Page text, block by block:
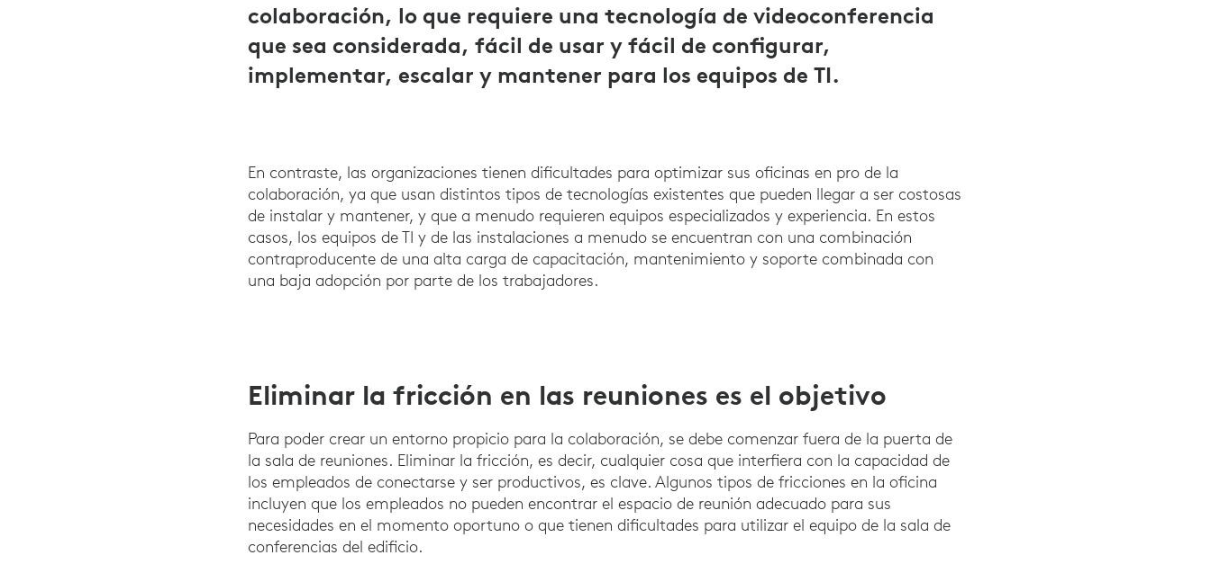
colaboración, lo que requiere una tecnología de videoconferencia
que sea considerada, fácil de usar y fácil de configurar,
implementar, escalar y mantener para los equipos de TI.
En contraste, las organizaciones tienen dificultades para optimizar sus oficinas en pro de la
colaboración, ya que usan distintos tipos de tecnologías existentes que pueden llegar a ser costosas
de instalar y mantener, y que a menudo requieren equipos especializados y experiencia. En estos
casos, los equipos de TI y de las instalaciones a menudo se encuentran con una combinación
contraproducente de una alta carga de capacitación, mantenimiento y soporte combinada con
una baja adopción por parte de los trabajadores.
Eliminar la fricción en las reuniones es el objetivo
Para poder crear un entorno propicio para la colaboración, se debe comenzar fuera de la puerta de
la sala de reuniones. Eliminar la fricción, es decir, cualquier cosa que interfiera con la capacidad de
los empleados de conectarse y ser productivos, es clave. Algunos tipos de fricciones en la oficina
incluyen que los empleados no pueden encontrar el espacio de reunión adecuado para sus
necesidades en el momento oportuno o que tienen dificultades para utilizar el equipo de la sala de
conferencias del edificio.